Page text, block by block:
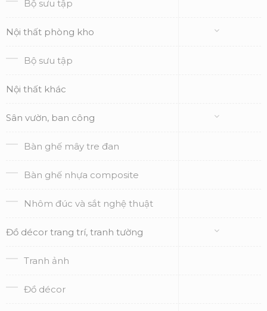
Bộ sưu tập
Nội thất phòng kho
Bộ sưu tập
Nội thất khác
Sân vườn, ban công
Bàn ghế mây tre đan
Bàn ghế nhựa composite
Nhôm đúc và sắt nghệ thuật
Đồ décor trang trí, tranh tường
Tranh ảnh
Đồ décor